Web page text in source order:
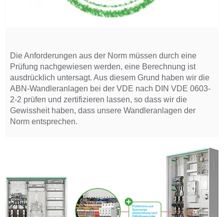
Die Anforderungen aus der Norm müssen durch eine
Prüfung nachgewiesen werden, eine Berechnung ist
ausdrücklich untersagt. Aus diesem Grund haben wir die
ABN-Wandleranlagen bei der VDE nach DIN VDE 0603-
2-2 prüfen und zertifizieren lassen, so dass wir die
Gewissheit haben, dass unsere Wandleranlagen der
Norm entsprechen.